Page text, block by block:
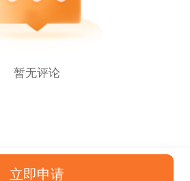
暂无评论
立即申请